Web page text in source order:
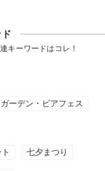
キーワードはコレ！
ーデン・ビアフェス
七夕まつり